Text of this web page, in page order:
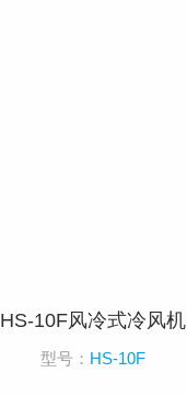
HS-10F风冷式冷风机
型号： HS-10F